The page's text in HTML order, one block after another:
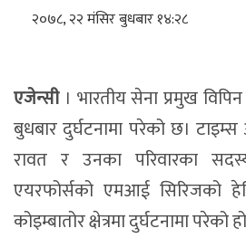
२०७८, २२ मंसिर बुधबार १४:२८
एजेन्सी। भारतीय सेना प्रमुख
बुधबार दुर्घटनामा परेको छ।
रावत र उनका परिवारका
एयरफोर्सको एमआई सिरिजको
कोइम्बातोर क्षेत्रमा दुर्घटनामा परेको